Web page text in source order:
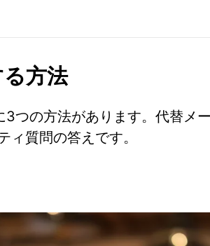
方法
つの方法があります。代替メ
ィ質問の答えです。